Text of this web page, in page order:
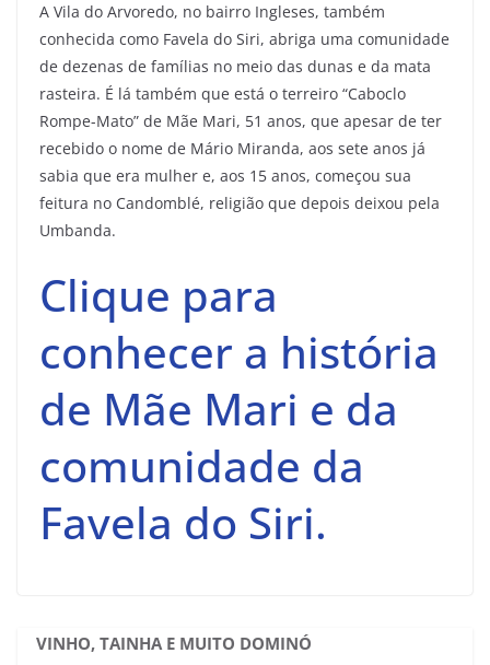
A Vila do Arvoredo, no bairro Ingleses, também
conhecida como Favela do Siri, abriga uma comunidade
de dezenas de famílias no meio das dunas e da mata
rasteira. É lá também que está o terreiro “Caboclo
Rompe-Mato” de Mãe Mari, 51 anos, que apesar de ter
recebido o nome de Mário Miranda, aos sete anos já
sabia que era mulher e, aos 15 anos, começou sua
feitura no Candomblé, religião que depois deixou pela
Umbanda.
Clique para
conhecer a história
de Mãe Mari e da
comunidade da
Favela do Siri.
VINHO, TAINHA E MUITO DOMINÓ